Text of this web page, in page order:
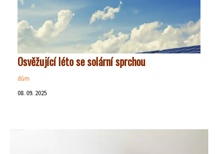
Osvěžující léto se solární sprchou
dům
08. 09. 2025